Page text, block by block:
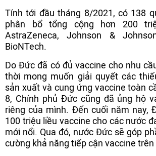
Tính tới đầu tháng 8/2021, có 138
phân bổ tổng cộng hơn 200
AstraZeneca, Johnson &
BioNTech.
Do Đức đã có đủ vaccine cho nhu
thời mong muốn giải quyết các
sản xuất và cung ứng vaccine toàn
8, Chính phủ Đức cũng đã ủng hộ
riêng của mình. Đến cuối năm nay,
100 triệu liều vaccine cho các nước
mới nổi. Qua đó, nước Đức sẽ góp
cường khả năng tiếp cận vaccine